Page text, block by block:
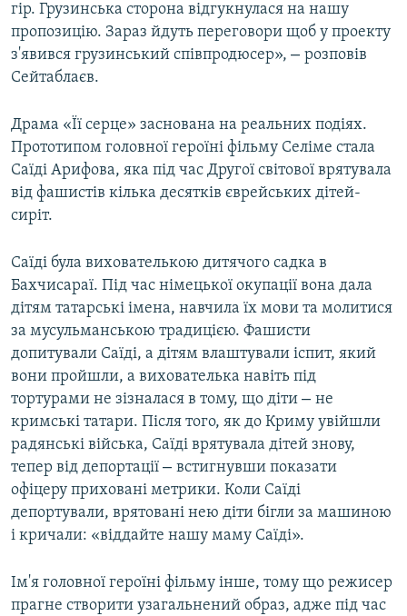
гір. Грузинська сторона відгукнулася на нашу
пропозицію. Зараз йдуть переговори щоб у проекту
з'явився грузинський співпродюсер», – розповів
Сейтаблаєв.
Драма «Її серце» заснована на реальних подіях.
Прототипом головної героїні фільму Селіме стала
Саїді Арифова, яка під час Другої світової врятувала
від фашистів кілька десятків єврейських дітей-
сиріт.
Саїді була вихователькою дитячого садка в
Бахчисараї. Під час німецької окупації вона дала
дітям татарські імена, навчила їх мови та молитися
за мусульманською традицією. Фашисти
допитували Саїді, а дітям влаштували іспит, який
вони пройшли, а вихователька навіть під
тортурами не зізналася в тому, що діти – не
кримські татари. Після того, як до Криму увійшли
радянські війська, Саїді врятувала дітей знову,
тепер від депортації – встигнувши показати
офіцеру приховані метрики. Коли Саїді
депортували, врятовані нею діти бігли за машиною
і кричали: «віддайте нашу маму Саїді».
Ім'я головної героїні фільму інше, тому що режисер
прагне створити узагальнений образ, адже під час